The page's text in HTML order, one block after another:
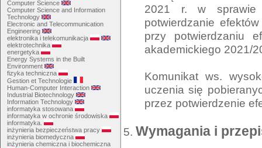
Computer Science
Computer Science and Information
Technology
Electronic and Telecommunication
Engineering
elektronika i telekomunikacja
elektrotechnika
energetyka
Energy Systems in the Built
Environment
fizyka techniczna
Gestion et Technologie
Human-Computer Interaction
Industrial Biotechnology
Information Technology
informatyka stosowana
informatyka w ochronie środowiska
informatyka.
inżynieria bezpieczeństwa pracy
inżynieria biomedyczna
inżynieria chemiczna i biochemiczna
2021 r. w sprawie
potwierdzanie
przy potwierdzaniu
akademickiego 2021/
Komunikat ws.
uczenia się
przez potwierdzenie
Wymagania i